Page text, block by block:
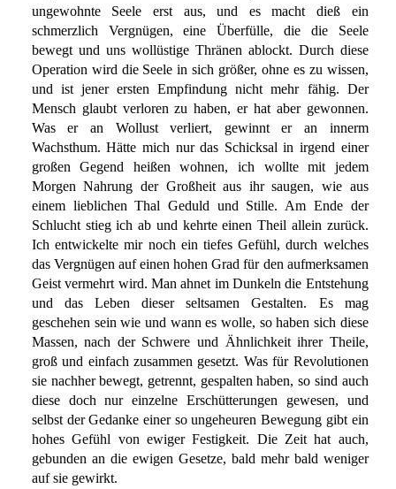
ungewohnte Seele erst aus, und es macht dieß ein
schmerzlich Vergnügen, eine Überfülle, die die Seele
bewegt und uns wollüstige Thränen ablockt. Durch diese
Operation wird die Seele in sich größer, ohne es zu wissen,
und ist jener ersten Empfindung nicht mehr fähig. Der
Mensch glaubt verloren zu haben, er hat aber gewonnen.
Was er an Wollust verliert, gewinnt er an innerm
Wachsthum. Hätte mich nur das Schicksal in irgend einer
großen Gegend heißen wohnen, ich wollte mit jedem
Morgen Nahrung der Großheit aus ihr saugen, wie aus
einem lieblichen Thal Geduld und Stille. Am Ende der
Schlucht stieg ich ab und kehrte einen Theil allein zurück.
Ich entwickelte mir noch ein tiefes Gefühl, durch welches
das Vergnügen auf einen hohen Grad für den aufmerksamen
Geist vermehrt wird. Man ahnet im Dunkeln die Entstehung
und das Leben dieser seltsamen Gestalten. Es mag
geschehen sein wie und wann es wolle, so haben sich diese
Massen, nach der Schwere und Ähnlichkeit ihrer Theile,
groß und einfach zusammen gesetzt. Was für Revolutionen
sie nachher bewegt, getrennt, gespalten haben, so sind auch
diese doch nur einzelne Erschütterungen gewesen, und
selbst der Gedanke einer so ungeheuren Bewegung gibt ein
hohes Gefühl von ewiger Festigkeit. Die Zeit hat auch,
gebunden an die ewigen Gesetze, bald mehr bald weniger
auf sie gewirkt.